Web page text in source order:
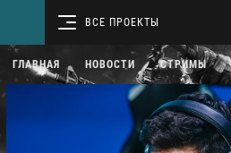
ВСЕ ПРОЕКТЫ
ГЛАВНАЯ НОВОСТИ СТРИМЫ